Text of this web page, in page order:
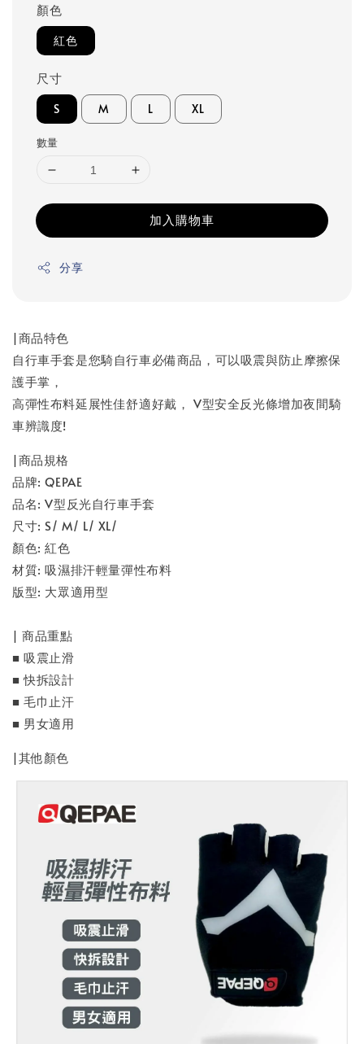
顏色
紅色
尺寸
S M L XL
數量
加入購物車
分享
|商品特色
自行車手套是您騎自行車必備商品，可以吸震與防止摩擦保
護手掌，
高彈性布料延展性佳舒適好戴， V型安全反光條增加夜間騎
車辨識度!
|商品規格
品牌: QEPAE
品名: V型反光自行車手套
尺寸: S/ M/ L/ XL/
顏色: 紅色
材質: 吸濕排汗輕量彈性布料
版型: 大眾適用型
| 商品重點
■ 吸震止滑
■ 快拆設計
■ 毛巾止汗
■ 男女適用
|其他顏色